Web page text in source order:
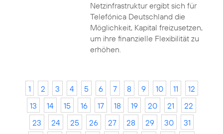
Netzinfrastruktur ergibt sich für
Telefónica Deutschland die
Möglichkeit, Kapital freizusetzen,
um ihre finanzielle Flexibilität zu
erhöhen.
1 2 3 4 5 6 7 8 9 10 11
12
13
14 15 16 17 18 19 20 21
22
23
24 25 26 27 28 29 30
31